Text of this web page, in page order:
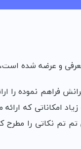
و عرضه شده است،
فراهم نموده
امکاناتی که
تم نکاتی را